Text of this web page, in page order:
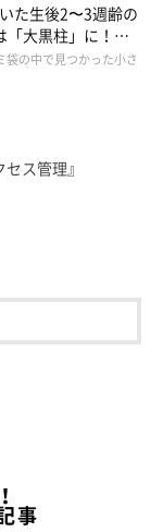
ル
クタデザイナー。
た生後2〜3週齢の
「大黒柱」に！
姿にグッとくる
袋の中で見つかった小さ
ス管理』
事